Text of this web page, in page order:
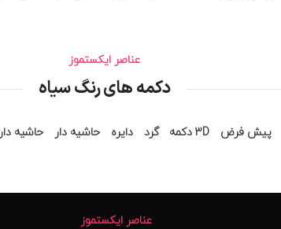
عناصر ایکستموز
دکمه های رنگ سیاه
پیش فرض 3D دکمه گرد دایره حاشیه دار حاشیه دار
عناصر ایکستموز